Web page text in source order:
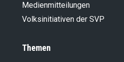
Medienmitteilungen
Volksinitiativen der SVP
Themen